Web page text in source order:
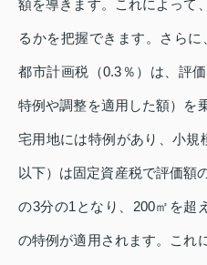
額を導きます。これによって
るかを把握できます。さら
都市計画税（0.3％）は、評
特例や調整を適用した額）を
宅用地には特例があり、小規
以下）は固定資産税で評価額
の3分の1となり、200㎡を超
の特例が適用されます。これ